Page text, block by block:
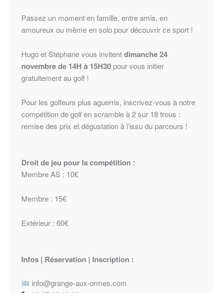
Passez un moment en famille, entre amis, en
amoureux ou même en solo pour découvrir ce sport !
Hugo et Stéphane vous invitentdimanche 24
novembre de 14H à 15H30pour vous initier
gratuitement au golf !
Pour les golfeurs plus aguerris, inscrivez-vous à notre
compétition de golf en scramble à 2 sur 18 trous :
remise des prix et dégustation à l’issu du parcours !
Droit de jeu pour la compétition :
Membre AS : 10€
Membre : 15€
Extérieur : 60€
Infos | Réservation | Inscription :
info@grange-aux-ormes.com